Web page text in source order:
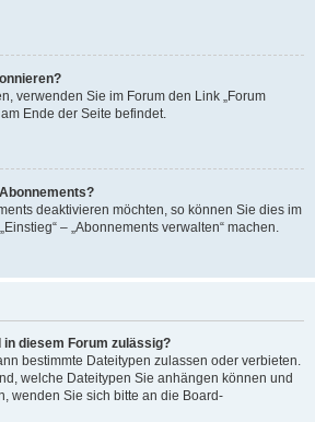
verwenden Sie im Forum den Link „Forum
Ende der Seite befindet.
deaktivieren möchten, so können Sie dies im
– „Abonnements verwalten“ machen.
diesem Forum zulässig?
bestimmte Dateitypen zulassen oder verbieten.
welche Dateitypen Sie anhängen können und
wenden Sie sich bitte an die Board-